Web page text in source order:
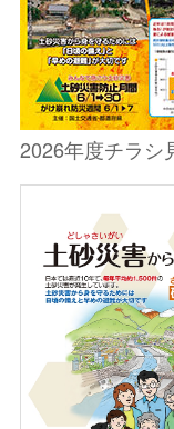
2026年度チラシ